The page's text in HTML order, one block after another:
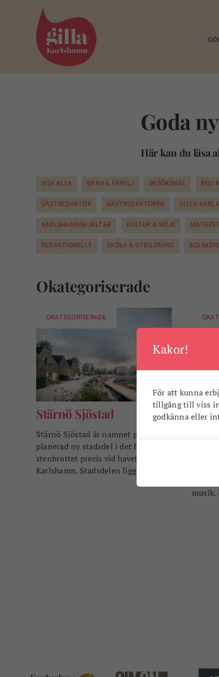
innehållet
Goda
Här kan du läsa
VISA ALLA BARN & FAMILJ BESÖKSMÅL BO I
GÄSTREDAKTÖR GÄSTREDAKTÖRER GILLA
KARLSHAMNSHJÄLTAR KULTUR & NÖJE
REDAKTIONELLT SKOLA & UTBILDNING
Okategoriserade
OKATEGORISERADE
Stärnö Sjöstad
Stärnö Sjöstad är namnet på en
planerad ny stadsdel i det före detta
stenbrottet precis vid havet i
Karlshamn. Stadsdelen ligger ...
musik.
Kakor!
För att kunna
tillgång till viss
godkänna eller